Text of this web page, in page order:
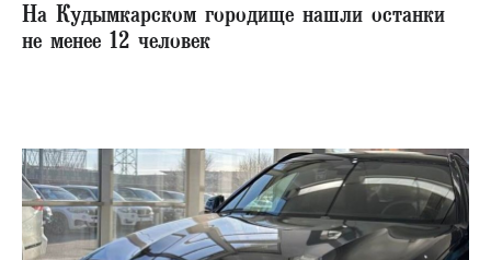
На Кудымкарском городище нашли останки
не менее 12 человек